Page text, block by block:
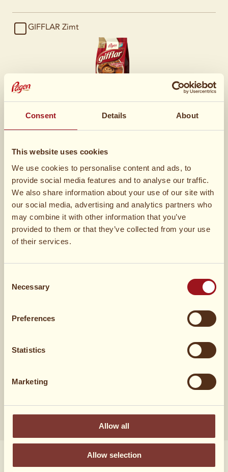
Consent Details About
This website uses cookies
We use cookies to personalise content and ads, to
provide social media features and to analyse our traffic.
We also share information about your use of our site with
our social media, advertising and analytics partners who
may combine it with other information that you’ve
provided to them or that they’ve collected from your use
of their services.
Selection
Necessary
Preferences
Statistics
Marketing
Allow all
Allow selection
GIFFLAR Zimt
1 ELMehl
ca 10 ml Milch
Zucker
Zimt
Wie hat es dir geschmeckt?